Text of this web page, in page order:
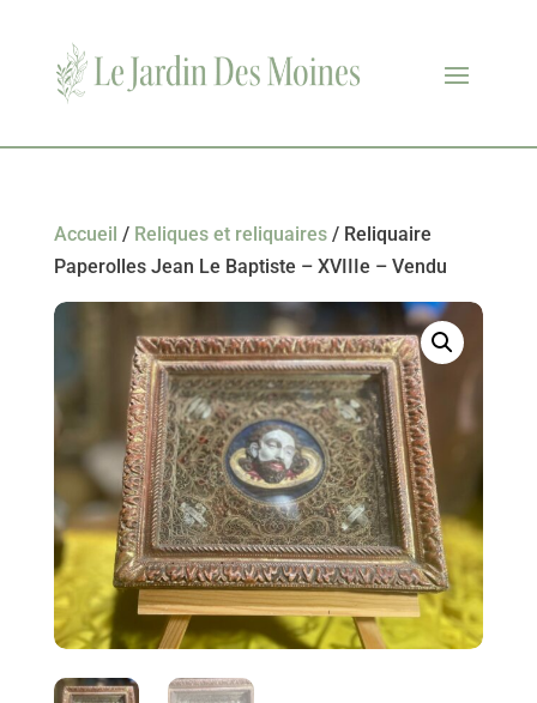
Accueil / Reliques et reliquaires/ Reliquaire
Paperolles Jean Le Baptiste – XVIIIe – Vendu